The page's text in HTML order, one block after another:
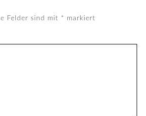
Felder sind mit * markiert